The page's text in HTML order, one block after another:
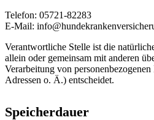
Telefon: 05721-82283
E-Mail:
Verantwortliche Stelle ist die
allein oder gemeinsam mit anderen
Verarbeitung von
Adressen o. Ä.) entscheidet.
Speicherdauer